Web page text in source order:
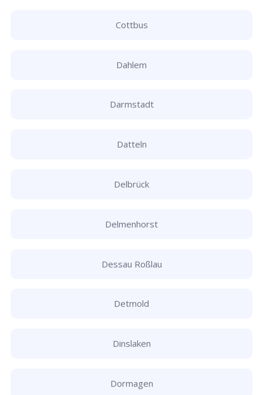
Cottbus
Dahlem
Darmstadt
Datteln
Delbrück
Delmenhorst
Dessau Roßlau
Detmold
Dinslaken
Dormagen